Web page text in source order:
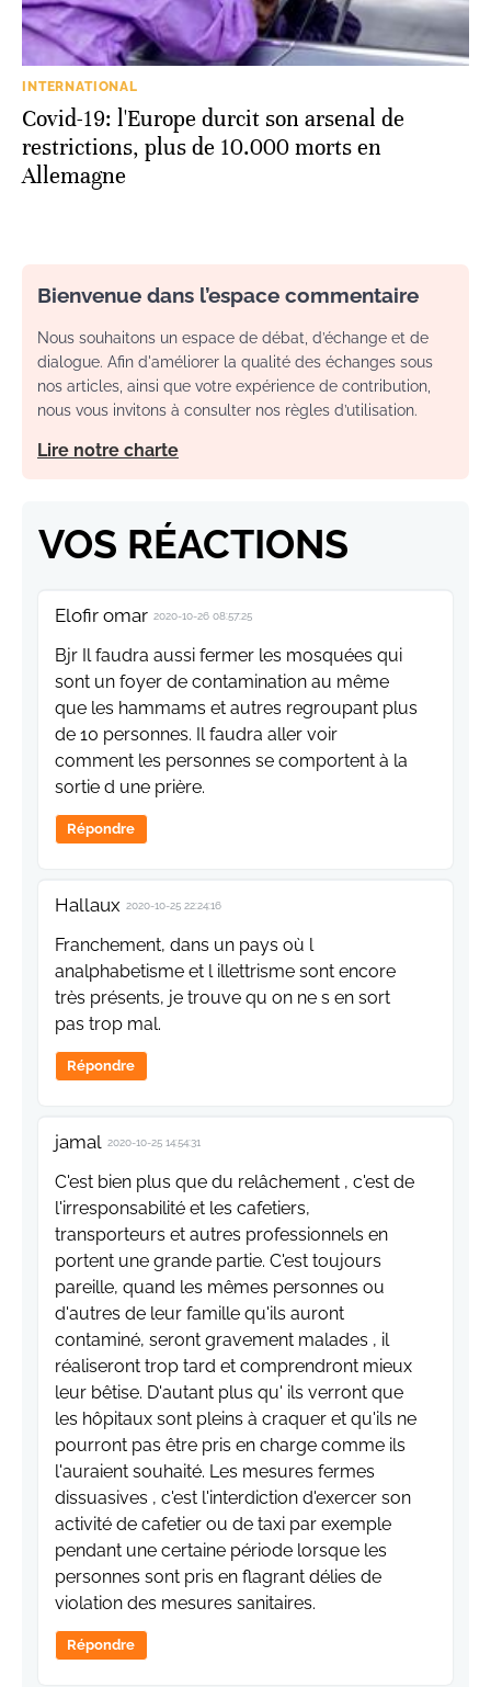
INTERNATIONAL
Covid-19: l'Europe durcit son arsenal de
restrictions, plus de 10.000 morts en
Allemagne
Bienvenue dans l’espace commentaire
Nous souhaitons un espace de débat, d’échange et de
dialogue. Afin d'améliorer la qualité des échanges sous
nos articles, ainsi que votre expérience de contribution,
nous vous invitons à consulter nos règles d’utilisation.
Lire notre charte
VOS RÉACTIONS
Elofir omar 2020-10-26 08:57:25
Bjr Il faudra aussi fermer les mosquées qui
sont un foyer de contamination au même
que les hammams et autres regroupant plus
de 10 personnes. Il faudra aller voir
comment les personnes se comportent à la
sortie d une prière.
Répondre
Hallaux 2020-10-25 22:24:16
Franchement, dans un pays où l
analphabetisme et l illettrisme sont encore
très présents, je trouve qu on ne s en sort
pas trop mal.
Répondre
jamal 2020-10-25 14:54:31
C'est bien plus que du relâchement , c'est de
l'irresponsabilité et les cafetiers,
transporteurs et autres professionnels en
portent une grande partie. C'est toujours
pareille, quand les mêmes personnes ou
d'autres de leur famille qu'ils auront
contaminé, seront gravement malades , il
réaliseront trop tard et comprendront mieux
leur bêtise. D'autant plus qu' ils verront que
les hôpitaux sont pleins à craquer et qu'ils ne
pourront pas être pris en charge comme ils
l'auraient souhaité. Les mesures fermes
dissuasives , c'est l'interdiction d'exercer son
activité de cafetier ou de taxi par exemple
pendant une certaine période lorsque les
personnes sont pris en flagrant délies de
violation des mesures sanitaires.
Répondre